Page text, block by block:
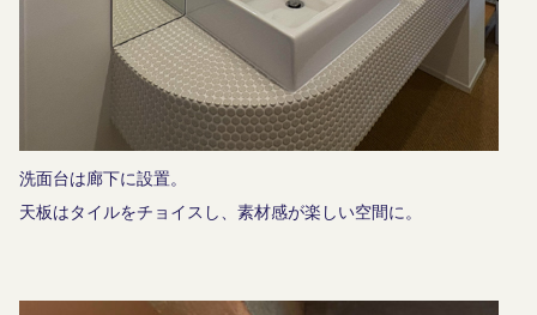
洗面台は廊下に設置。
天板はタイルをチョイスし、素材感が楽しい空間に。